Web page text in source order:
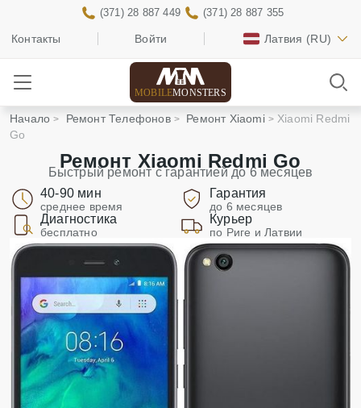
Контакты Войти Латвия (RU)
(371) 28 887 449 (371) 28 887 355
MOBILEMONSTERS
Начало Ремонт Телефонов Ремонт Xiaomi
Xiaomi Redmi
Go
Ремонт Xiaomi Redmi Go
Быстрый ремонт с гарантией до 6 месяцев
40-90 мин
среднее время
Гарантия
до 6 месяцев
Диагностика
бесплатно
Курьер
по Риге и Латвии